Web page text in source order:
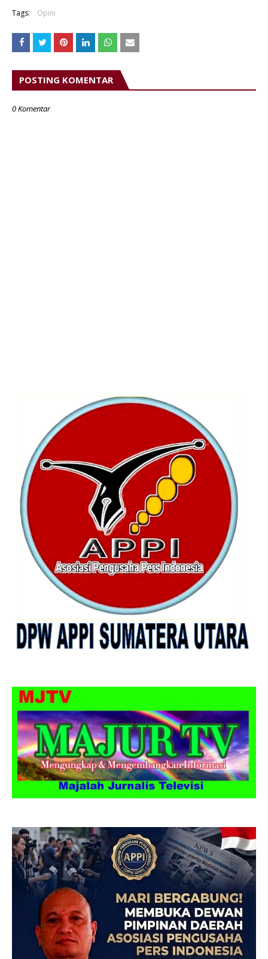
Tags: Opini
POSTING KOMENTAR
0 Komentar